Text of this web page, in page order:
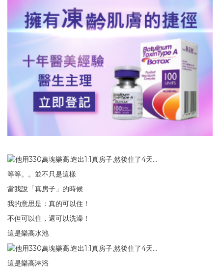
等等。。並不只是這樣
當我說「真房子」的時候
我的意思是：真的可以住！
不但可以住，還可以洗澡！
這是樂高水池
這是樂高淋浴